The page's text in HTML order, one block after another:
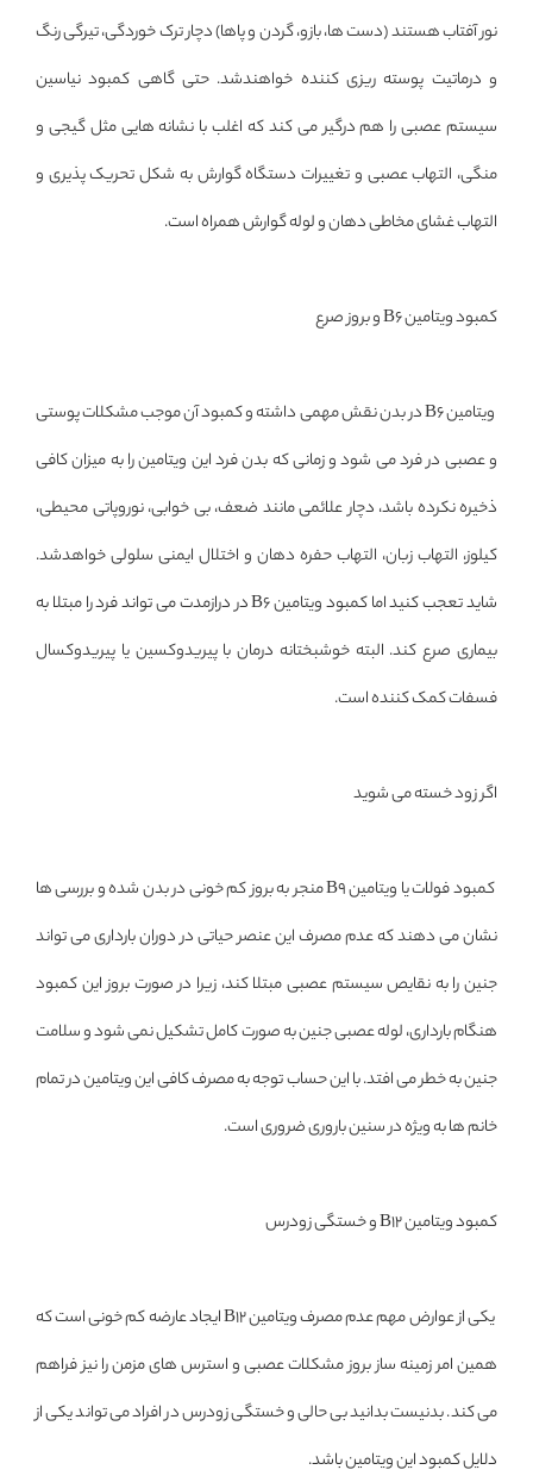
نور آفتاب هستند (دست ها، بازو، گردن و پاها) دچار ترک خوردگی، تیرگی رنگ
و درماتیت پوسته ریزی کننده خواهندشد. حتی گاهی کمبود نیاسین
سیستم عصبی را هم درگیر می کند که اغلب با نشانه هایی مثل گیجی و
منگی، التهاب عصبی و تغییرات دستگاه گوارش به شکل تحریک پذیری و
التهاب غشای مخاطی دهان و لوله گوارش همراه است.
کمبود ویتامین B6 و بروز صرع
ویتامین B6 در بدن نقش مهمی داشته و کمبود آن موجب مشکلات پوستی
و عصبی در فرد می شود و زمانی که بدن فرد این ویتامین را به میزان کافی
ذخیره نکرده باشد، دچار علائمی مانند ضعف، بی خوابی، نوروپاتی محیطی،
کیلوز، التهاب زبان، التهاب حفره دهان و اختلال ایمنی سلولی خواهدشد.
شاید تعجب کنید اما کمبود ویتامین B6 در درازمدت می تواند فرد را مبتلا به
بیماری صرع کند. البته خوشبختانه درمان با پیریدوکسین یا پیریدوکسال
فسفات کمک کننده است.
اگر زود خسته می شوید
کمبود فولات یا ویتامین B9 منجر به بروز کم خونی در بدن شده و بررسی ها
نشان می دهند که عدم مصرف این عنصر حیاتی در دوران بارداری می تواند
جنین را به نقایص سیستم عصبی مبتلا کند، زیرا در صورت بروز این کمبود
هنگام بارداری، لوله عصبی جنین به صورت کامل تشکیل نمی شود و سلامت
جنین به خطر می افتد. با این حساب توجه به مصرف کافی این ویتامین در تمام
خانم ها به ویژه در سنین باروری ضروری است.
کمبود ویتامین B12 و خستگی زودرس
یکی از عوارض مهم عدم مصرف ویتامین B12 ایجاد عارضه کم خونی است که
همین امر زمینه ساز بروز مشکلات عصبی و استرس های مزمن را نیز فراهم
می کند. بدنیست بدانید بی حالی و خستگی زودرس در افراد می تواند یکی از
دلایل کمبود این ویتامین باشد.